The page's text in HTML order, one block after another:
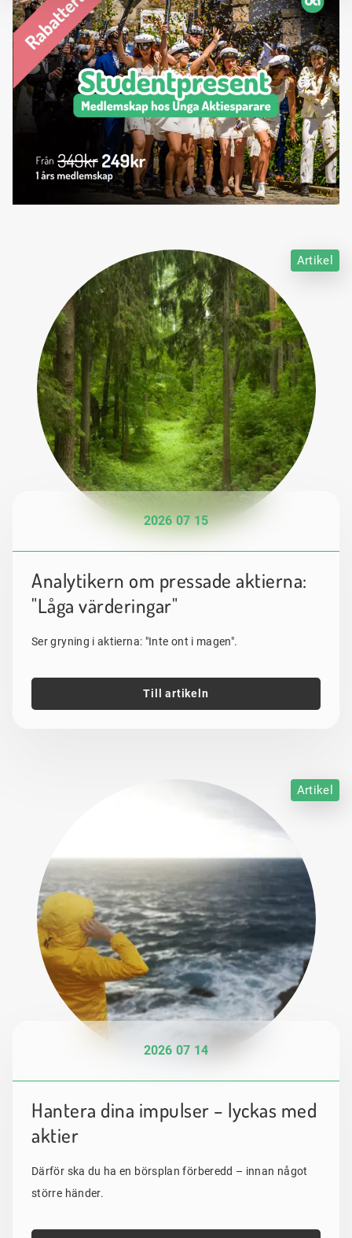
Artikel
2026 07 15
Analytikern om pressade aktierna:
"Låga värderingar"
Ser gryning i aktierna: "Inte ont i magen".
Till artikeln
Artikel
2026 07 14
Hantera dina impulser – lyckas med
aktier
Därför ska du ha en börsplan förberedd – innan något
större händer.